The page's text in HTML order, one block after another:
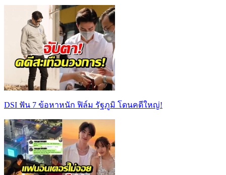
DSI ฟัน 7 ข้อหาหนัก ฟิล์ม รัฐภูมิ โดนคดีใหญ่!